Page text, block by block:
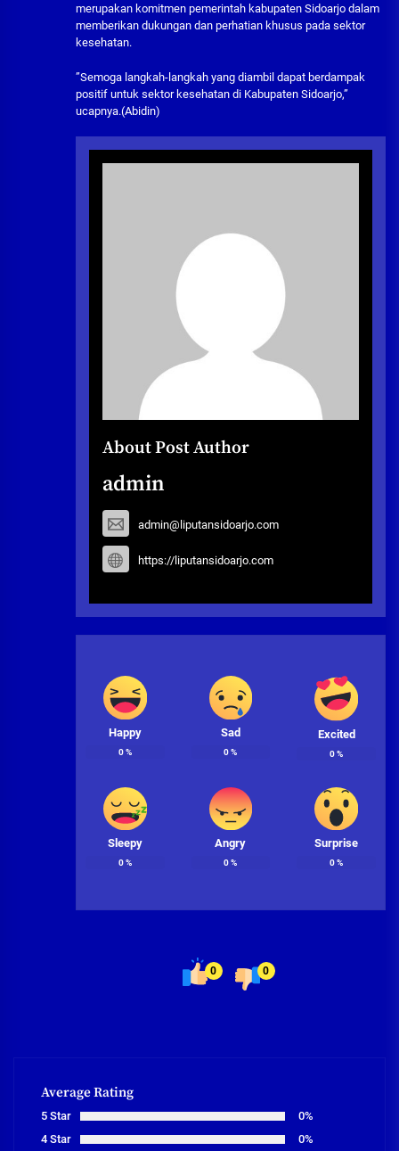
merupakan komitmen pemerintah kabupaten Sidoarjo dalam
memberikan dukungan dan perhatian khusus pada sektor
kesehatan.
”Semoga langkah-langkah yang diambil dapat berdampak
positif untuk sektor kesehatan di Kabupaten Sidoarjo,”
ucapnya.(Abidin)
About Post Author
admin
admin@liputansidoarjo.com
https://liputansidoarjo.com
Happy
0%
Sad
0%
Excited
0%
Sleepy
0%
Angry
0%
Surprise
0%
0 0
Average Rating
5 Star
0%
4 Star
0%